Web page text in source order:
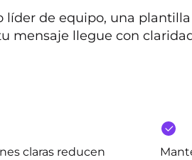
líder de equipo, una plantilla
mensaje llegue con
claras reducen